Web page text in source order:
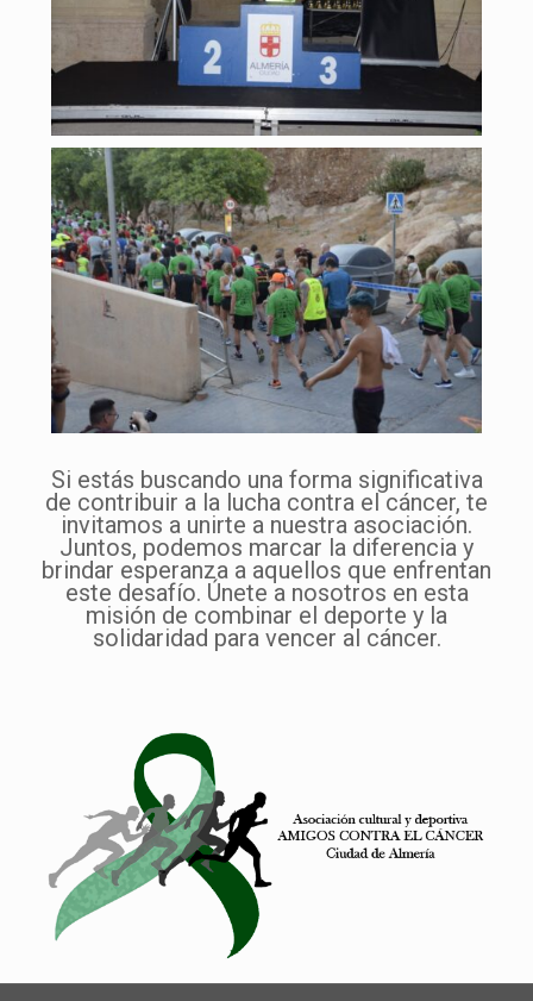
Si estás buscando una forma significativa
de contribuir a la lucha contra el cáncer, te
invitamos a unirte a nuestra asociación.
Juntos, podemos marcar la diferencia y
brindar esperanza a aquellos que enfrentan
este desafío. Únete a nosotros en esta
misión de combinar el deporte y la
solidaridad para vencer al cáncer.